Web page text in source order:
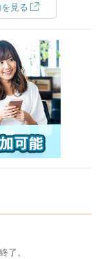
見る
了。